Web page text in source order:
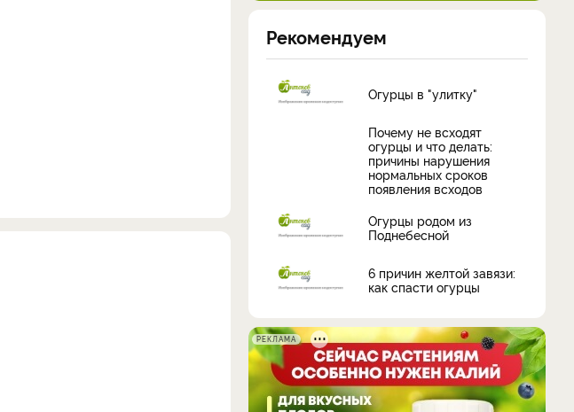
Рекомендуем
Огурцы в "улитку"
Почему не всходят
огурцы и что делать:
причины нарушения
нормальных сроков
появления всходов
Огурцы родом из
Поднебесной
6 причин желтой завязи:
как спасти огурцы
РЕКЛАМА